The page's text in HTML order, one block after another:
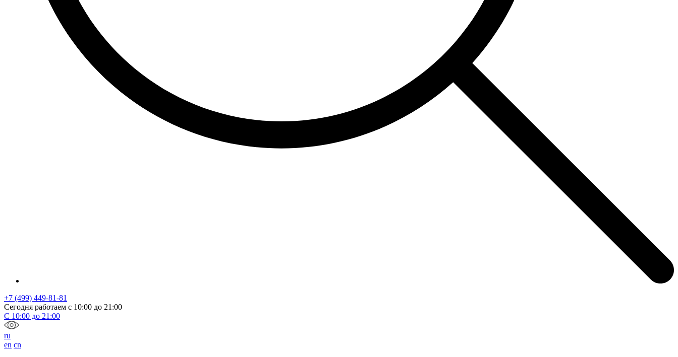
+7 (499) 449-81-81
Сегодня работаем с 10:00 до 21:00
С 10:00 до 21:00
ru
en cn